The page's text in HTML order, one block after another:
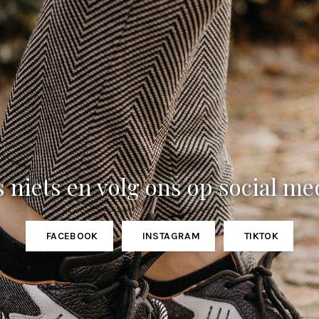
niets en volg ons op social
FACEBOOK INSTAGRAM TIKTOK